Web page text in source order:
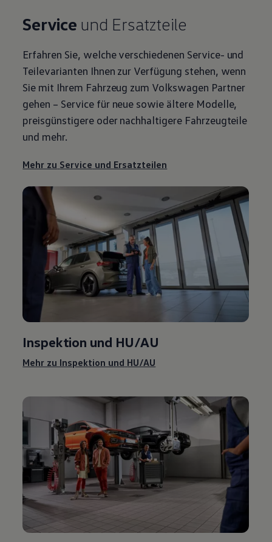
Service und Ersatzteile
Erfahren Sie, welche verschiedenen Service- und
Teilevarianten Ihnen zur Verfügung stehen, wenn
Sie mit Ihrem Fahrzeug zum Volkswagen Partner
gehen – Servicefür neue sowie ältere Modelle,
preisgünstigere oder nachhaltigere Fahrzeugteile
und mehr.
Mehr zu Service und Ersatzteilen
Inspektion und HU/AU
Mehr zu Inspektion und HU/AU